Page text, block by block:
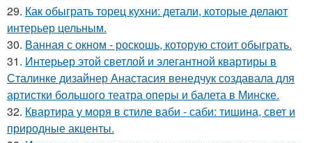
29. Как обыграть торец кухни: детали, которые делают
интерьер цельным.
30. Ванная с окном - роскошь, которую стоит обыграть.
31. Интерьер этой светлой и элегантной квартиры в
Сталинке дизайнер Анастасия венедчук создавала для
артистки большого театра оперы и балета в Минске.
32. Квартира у моря в стиле ваби - саби: тишина, свет и
природные акценты.